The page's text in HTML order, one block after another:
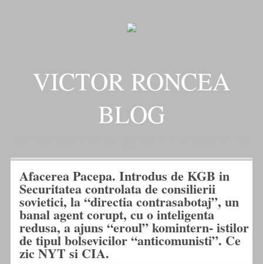
VICTOR RONCEA
BLOG
Afacerea Pacepa. Introdus de KGB in
Securitatea controlata de consilierii
sovietici, la “directia contrasabotaj”, un
banal agent corupt, cu o inteligenta
redusa, a ajuns “eroul” komintern- istilor
de tipul bolsevicilor “anticomunisti”. Ce
zic NYT si CIA.